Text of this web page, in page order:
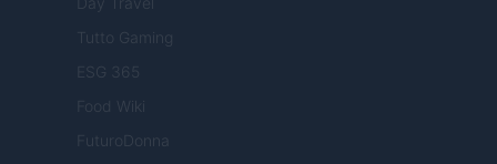
Tutto Gaming
ESG 365
Food Wiki
FuturoDonna